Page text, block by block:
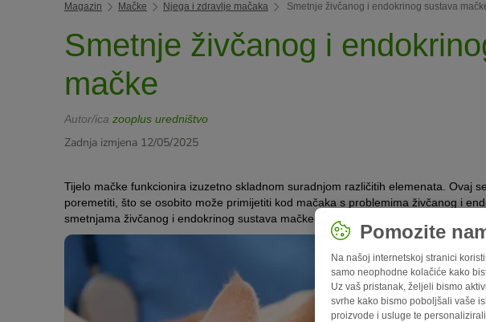
Magazin Mačke Njega i zdravlje mačaka Smetnje živčanog i endokrinog sustava
Smetnje živčanog i
mačke
Autor/ica zooplus uredništvo
Zadnja izmjena 12/05/2025
Tijelo mačke funkcionira izuzetno skladnom suradnjom različitih elemenata. Ovaj
poremetiti, što se osobito može primijetiti kod mačaka s problemima živčanog i
smetnjama živčanog i endokrinog sustava mačke u nastavku.
Pomozite
Na našoj internetskoj stranici
samo neophodne kolačiće kako
Uz vaš pristanak, željeli bismo
svrhe kako bismo poboljšali vaše
proizvode i usluge te